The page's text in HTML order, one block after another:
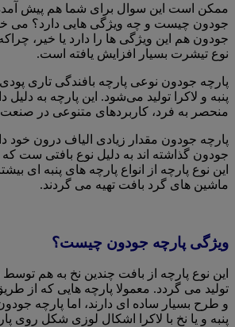
ممکن است این سوال برای شما هم پیش
جودون چیست و چه ویژگی هایی دارد؟ می
جودون هم این ویژگی ها را دارد یا خیر،
نوع تیشرت بسیار افزایش یافته است.
پارچه جودون نوعی پارچه بافندگی تاری
پنبه و لاکرا تولید می‌شود. این پارچه به
منحصر به فرد، کاربردهای متنوعی در
پارچه جودون مقدار زیادی الیاف درون خود
جودون گذاشته اند به دلیل نوع بافتی ست
این نوع پارچه از انواع پارچه های پنبه ای
ماشین های گرد بافت تهیه می گردند.
ویژگی پارچه جودون چیست؟
این نوع پارچه از بافت چندین نخ به هم
تولید می گردد. معمولا پارچه هایی که از
و طرح بسیار ساده ای دارند، اما پارچه
پنبه و یا نخ با لاکرا اشکال لوزی شکل روی